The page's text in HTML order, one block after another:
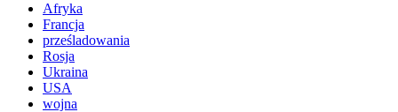
Afryka
Francja
prześladowania
Rosja
Ukraina
USA
wojna